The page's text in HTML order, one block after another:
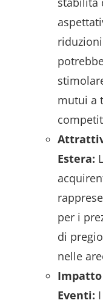
mutui a
Estera:
per i
di
nelle
Impatto
Eventi: